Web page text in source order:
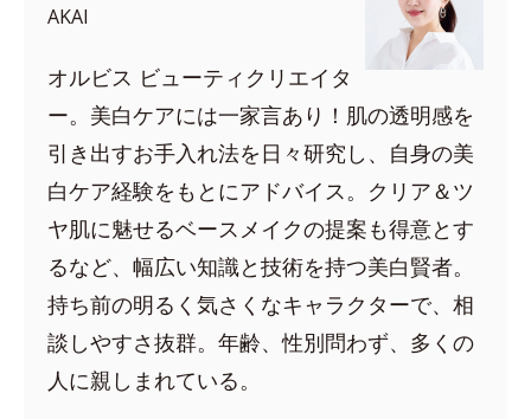
AKAI
オルビス ビューティクリエイタ
ー。美白ケアには一家言あり！肌の透明感を
引き出すお手入れ法を日々研究し、自身の美
白ケア経験をもとにアドバイス。クリア＆ツ
ヤ肌に魅せるベースメイクの提案も得意とす
るなど、幅広い知識と技術を持つ美白賢者。
持ち前の明るく気さくなキャラクターで、相
談しやすさ抜群。年齢、性別問わず、多くの
人に親しまれている。